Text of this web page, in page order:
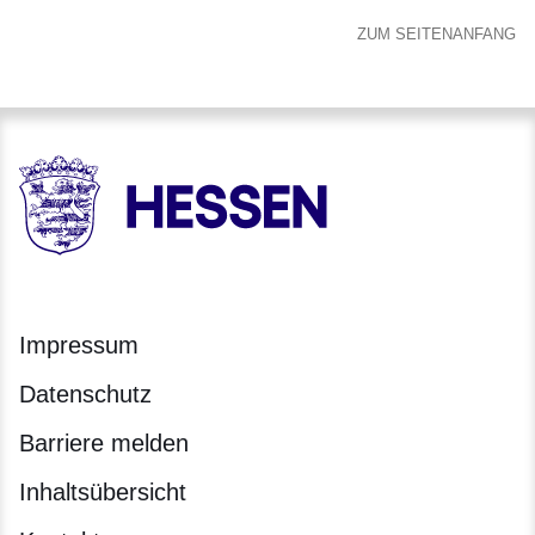
ZUM SEITENANFANG
HESSEN - Hessische Landesregierung
Impressum
Datenschutz
Barriere melden
Inhaltsübersicht